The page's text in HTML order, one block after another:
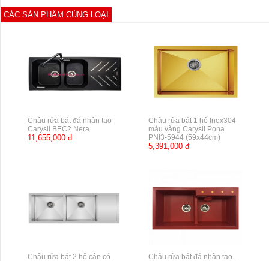
CÁC SẢN PHẨM CÙNG LOẠI
Chậu rửa bát đá nhân tạo
Carysil BEC2 Nera
11,655,000 đ
Chậu rửa bát 1 hố Inox304
màu vàng Carysil Pona
PNI3-5944 (59x44cm)
5,391,000 đ
Chậu rửa bát 2 hố cân có
Chậu rửa bát đá nhân tạo